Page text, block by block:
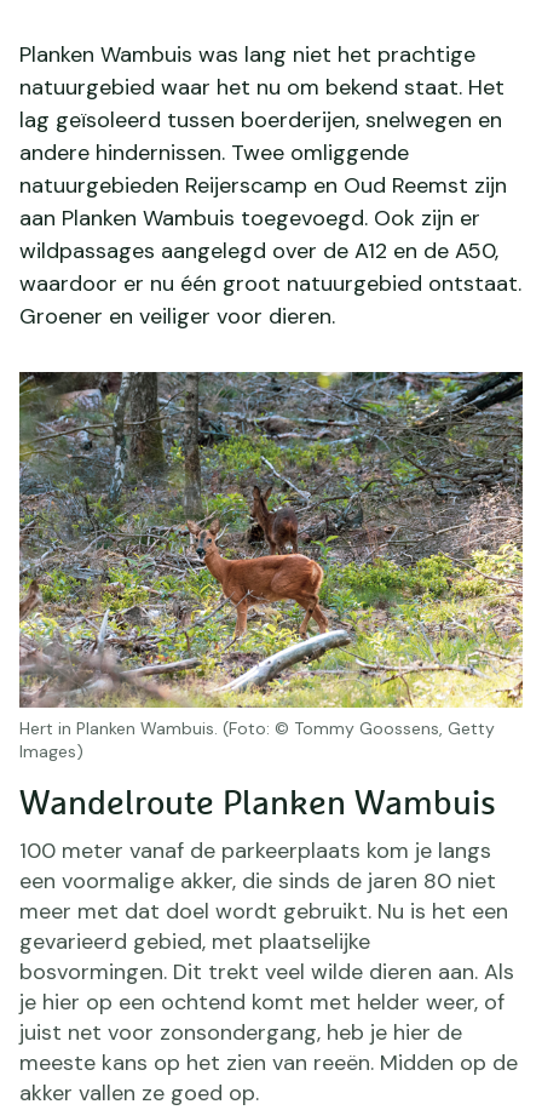
Planken Wambuis was lang niet het prachtige
natuurgebied waar het nu om bekend staat. Het
lag geïsoleerd tussen boerderijen, snelwegen en
andere hindernissen. Twee omliggende
natuurgebieden Reijerscamp en Oud Reemst zijn
aan Planken Wambuis toegevoegd. Ook zijn er
wildpassages aangelegd over de A12 en de A50,
waardoor er nu één groot natuurgebied ontstaat.
Groener en veiliger voor dieren.
Wandelroute Planken Wambuis
100 meter vanaf de parkeerplaats kom je langs
een voormalige akker, die sinds de jaren 80 niet
meer met dat doel wordt gebruikt. Nu is het een
gevarieerd gebied, met plaatselijke
bosvormingen. Dit trekt veel wilde dieren aan. Als
je hier op een ochtend komt met helder weer, of
juist net voor zonsondergang, heb je hier de
meeste kans op het zien van reeën. Midden op de
akker vallen ze goed op.
Hert in Planken Wambuis. (Foto: © Tommy Goossens, Getty
Images)